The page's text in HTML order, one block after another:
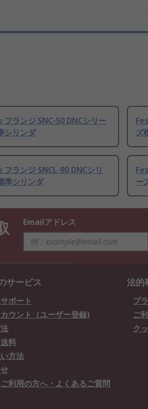
フランジ SNC-50 DNCシリー
シリンダ
ズ
フランジ SNCL-80 DNCシリ
準シリンダ
ー
Emailアドレス
サービス
ポート
ウント（ユーザー登録)
料
方法
利用の方へ・よくあるご質問
法的
プ
ご
ク